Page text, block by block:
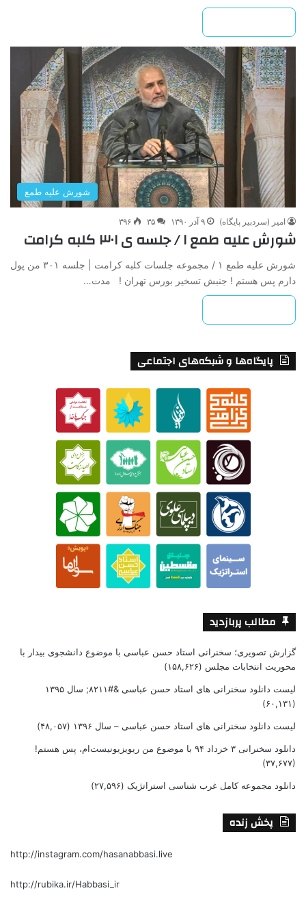
شورش علیه طمع
امیر (سردبیر پایگاه) ۹ آذر ۱۳۹۰ ۳۵ ۳۹۶
شورش علیه طمع ۱ / جلسه ی ۳۰۱ کلبه کرامت
شورش علیه طمع ۱ / مجموعه جلسات کلبه کرامت | جلسه ۳۰۱ من پول
دارم پس هستم ! جنبش تسخیر بورس تهران ! مدت…
پایگاه‌ها و شبکه‌های اجتماعی
مطالب پربازدید
گزارش تصویری؛ سخنرانی استاد حسن عباسی با موضوع دانشجوی بیدار با
محوریت انتخابات مجلس (۱۵۸,۶۲۶)
لیست دانلود سخنرانی های استاد حسن عباسی &#۸۲۱۱; سال ۱۳۹۵
(۶۰,۱۳۱)
لیست دانلود سخنرانی های استاد حسن عباسی – سال ۱۳۹۶ (۴۸,۰۵۷)
دانلود سخنرانی ۳ خرداد ۹۴ با موضوع من ریویزیونیست‌ام، پس هستم!
(۳۷,۶۷۷)
دانلود مجموعه کامل غرب شناسی استراتژیک (۲۷,۵۹۶)
پخش زنده
http://instagram.com/hasanabbasi.live
http://rubika.ir/Habbasi_ir